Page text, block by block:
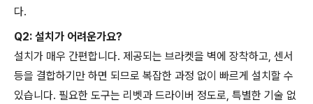
다.
Q2: 설치가 어려운가요?
설치가 매우 간편합니다. 제공되는 브라켓을 벽에 장착하고, 센서
등을 결합하기만 하면 되므로 복잡한 과정 없이 빠르게 설치할 수
있습니다. 필요한 도구는 리벳과 드라이버 정도로, 특별한 기술 없